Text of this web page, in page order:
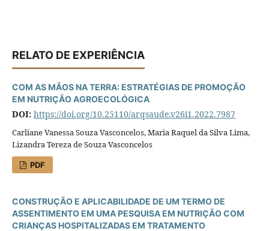
RELATO DE EXPERIÊNCIA
COM AS MÃOS NA TERRA: ESTRATÉGIAS DE PROMOÇÃO
EM NUTRIÇÃO AGROECOLÓGICA
DOI: https://doi.org/10.25110/arqsaude.v26i1.2022.7987
Carliane Vanessa Souza Vasconcelos, Maria Raquel da Silva Lima,
Lizandra Tereza de Souza Vasconcelos
PDF
CONSTRUÇÃO E APLICABILIDADE DE UM TERMO DE
ASSENTIMENTO EM UMA PESQUISA EM NUTRIÇÃO COM
CRIANÇAS HOSPITALIZADAS EM TRATAMENTO